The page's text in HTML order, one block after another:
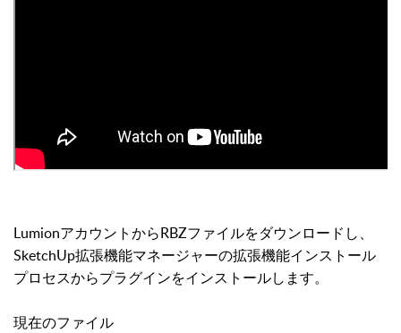
LumionアカウントからRBZファイルをダウンロードし、
SketchUp拡張機能マネージャーの拡張機能インストール
プロセスからプラグインをインストールします。
現在のファイル